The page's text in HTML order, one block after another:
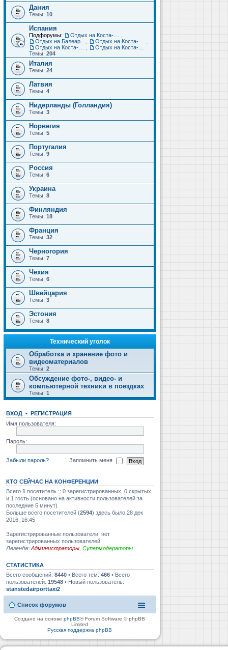
Дания
Темы: 10
Испания
Подфорумы:
Темы: 204
Италия
Темы: 24
Латвия
Темы: 4
Нидерланды (Голландия)
Темы: 3
Норвегия
Темы: 5
Португалия
Темы: 9
Россия
Темы: 6
Украина
Темы: 8
Финляндия
Темы: 18
Франция
Темы: 32
Черногория
Темы: 7
Чехия
Темы: 6
Швейцария
Темы: 3
Эстония
Темы: 8
Технический уголок
Обработка и хранение фото и
видеоматериалов
Темы: 2
Обсуждение фото-, видео- и
компьютерной техники в поездках
Темы: 1
ВХОД • РЕГИСТРАЦИЯ
Имя пользователя:
Пароль:
Забыли пароль? Запомнить меня
КТО СЕЙЧАС НА КОНФЕРЕНЦИИ
Всего 1 посетитель :: 0 зарегистрированных, 0 скрытых
и 1 гость (основано на активности пользователей за
последние 5 минут)
Больше всего посетителей (2594) здесь было 28 дек
2016, 16:45
Зарегистрированные пользователи: нет
зарегистрированных пользователей
Легенда: Администраторы Супермодераторы
СТАТИСТИКА
Всего сообщений: 8440 • Всего тем: 466 • Всего
пользователей: 19548 • Новый пользователь:
stanstedairporttaxi2
Список форумов
Создано на основеphpBB® Forum Software © phpBB
Limited
Русская поддержка phpBB